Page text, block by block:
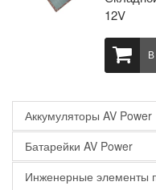
12V
Аккумуляторы AV Power
Батарейки AV Power
Инженерные элементы